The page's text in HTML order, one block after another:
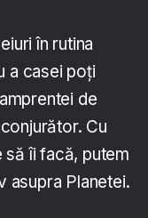
în rutina
a casei poți
de
Cu
îi facă, putem
asupra Planetei.